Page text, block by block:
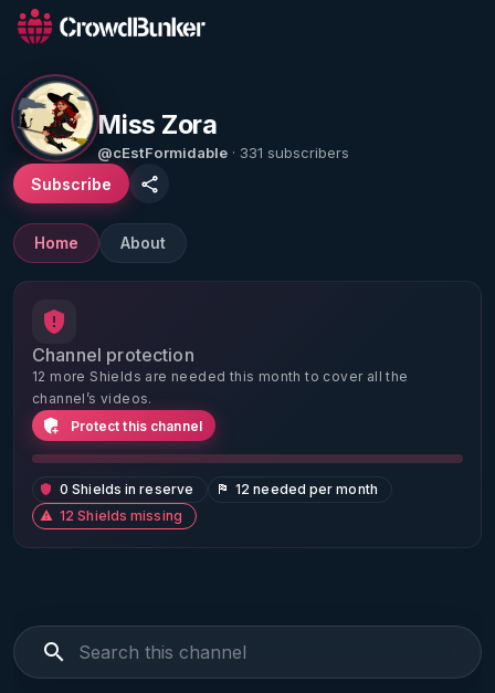
Miss Zora
@cEstFormidable · 331 subscribers
Subscribe
Home About
Channel protection
12 more Shields are needed this month to cover all the
channel’s videos.
Protect this channel
0 Shields in reserve
12 needed per month
12 Shields missing